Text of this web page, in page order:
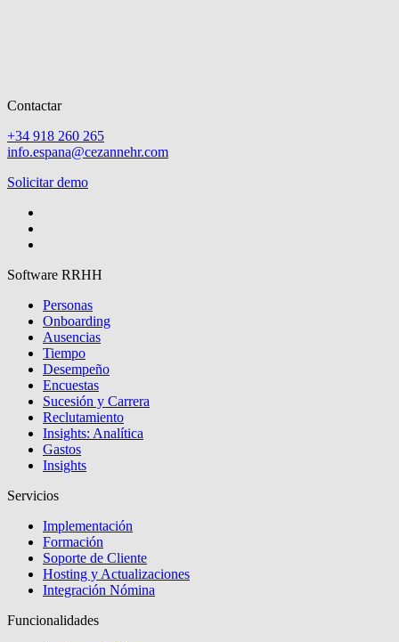
Contactar
+34 918 260 265
info.espana@cezannehr.com
Solicitar demo
Software RRHH
Personas
Onboarding
Ausencias
Tiempo
Desempeño
Encuestas
Sucesión y Carrera
Reclutamiento
Insights: Analítica
Gastos
Insights
Servicios
Implementación
Formación
Soporte de Cliente
Hosting y Actualizaciones
Integración Nómina
Funcionalidades